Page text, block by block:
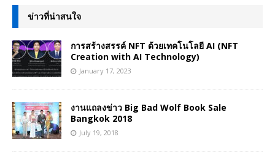
ข่าวที่น่าสนใจ
การสร้างสรรค์ NFT ด้วยเทคโนโลยี AI (NFT
Creation with AI Technology)
January 17, 2023
งานแถลงข่าว Big Bad Wolf Book Sale
Bangkok 2018
July 19, 2018